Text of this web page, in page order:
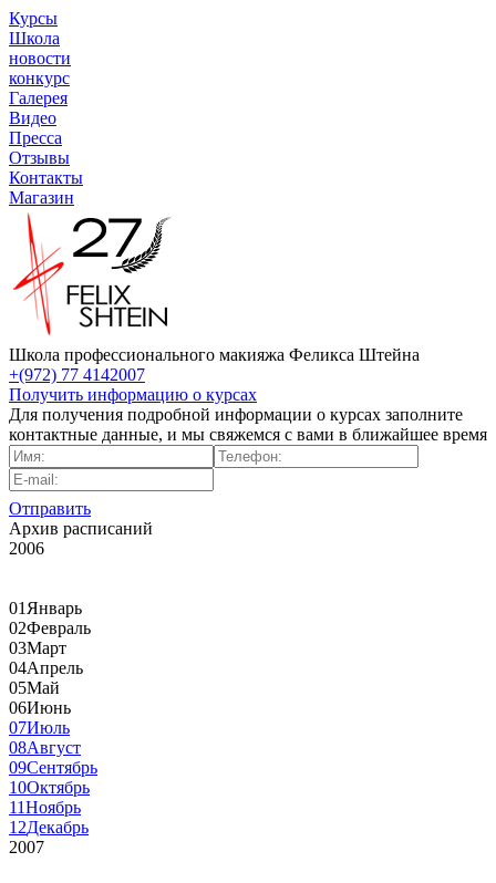
Курсы
Школа
новости
конкурс
Галерея
Видео
Пресса
Отзывы
Контакты
Магазин
Школа профессионального макияжа Феликса Штейна
+(972) 77 4142007
Получить информацию о курсах
Для получения подробной информации о курсах заполните
контактные данные, и мы свяжемся с вами в ближайшее время
Отправить
Архив расписаний
2006
01 Январь
02Февраль
03Март
04Апрель
05Май
06Июнь
07Июль
08Август
09Сентябрь
10Октябрь
11Ноябрь
12Декабрь
2007